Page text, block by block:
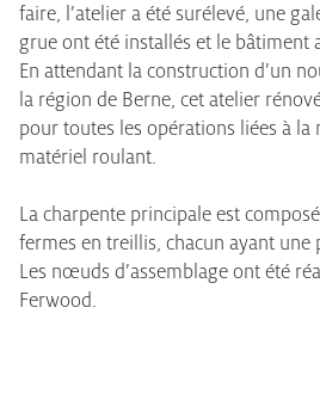
faire, l’atelier a été surélevé, une
grue ont été installés et le bâtiment
En attendant la construction d’un
la région de Berne, cet atelier
pour toutes les opérations liées à
matériel roulant.
La charpente principale est
fermes en treillis, chacun ayant une
Les nœuds d’assemblage ont été
Ferwood.